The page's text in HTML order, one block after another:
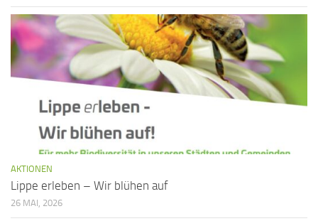
AKTIONEN
Lippe erleben – Wir blühen auf
26 MAI, 2026